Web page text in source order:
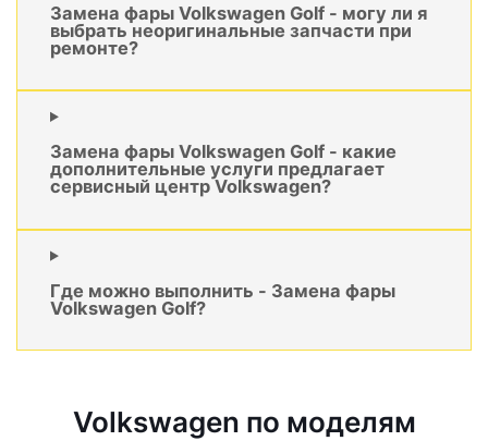
Замена фары Volkswagen Golf - могу ли я
выбрать неоригинальные запчасти при
ремонте?
Замена фары Volkswagen Golf - какие
дополнительные услуги предлагает
сервисный центр Volkswagen?
Где можно выполнить - Замена фары
Volkswagen Golf?
Volkswagen по моделям